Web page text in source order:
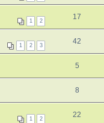
1 2 17
1 2 3 42
5
8
1 2 22